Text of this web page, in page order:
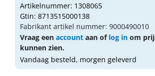
Artikelnummer: 1308065
Gtin: 8713515000138
Fabrikant artikel nummer: 9000490010
Vraag een account aan of log in om
kunnen zien.
Vandaag besteld, morgen geleverd